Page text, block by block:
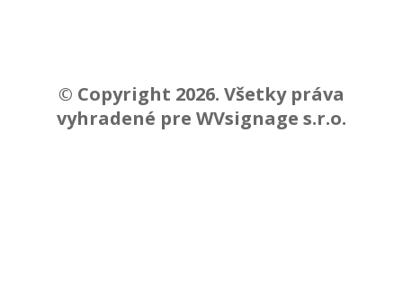
© Copyright 2026. Všetky práva
vyhradené pre WVsignage s.r.o.